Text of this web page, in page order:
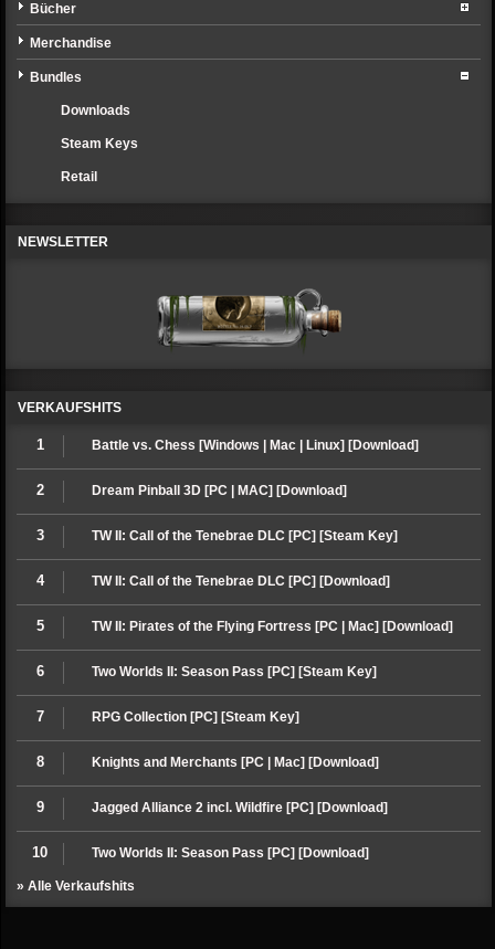
Bücher
Merchandise
Bundles
Downloads
Steam Keys
Retail
NEWSLETTER
VERKAUFSHITS
1 Battle vs. Chess [Windows | Mac | Linux] [Download]
2 Dream Pinball 3D [PC | MAC] [Download]
3 TW II: Call of the Tenebrae DLC [PC] [Steam Key]
4 TW II: Call of the Tenebrae DLC [PC] [Download]
5 TW II: Pirates of the Flying Fortress [PC | Mac] [Download]
6 Two Worlds II: Season Pass [PC] [Steam Key]
7 RPG Collection [PC] [Steam Key]
8 Knights and Merchants [PC | Mac] [Download]
9 Jagged Alliance 2 incl. Wildfire [PC] [Download]
10 Two Worlds II: Season Pass [PC] [Download]
» Alle Verkaufshits